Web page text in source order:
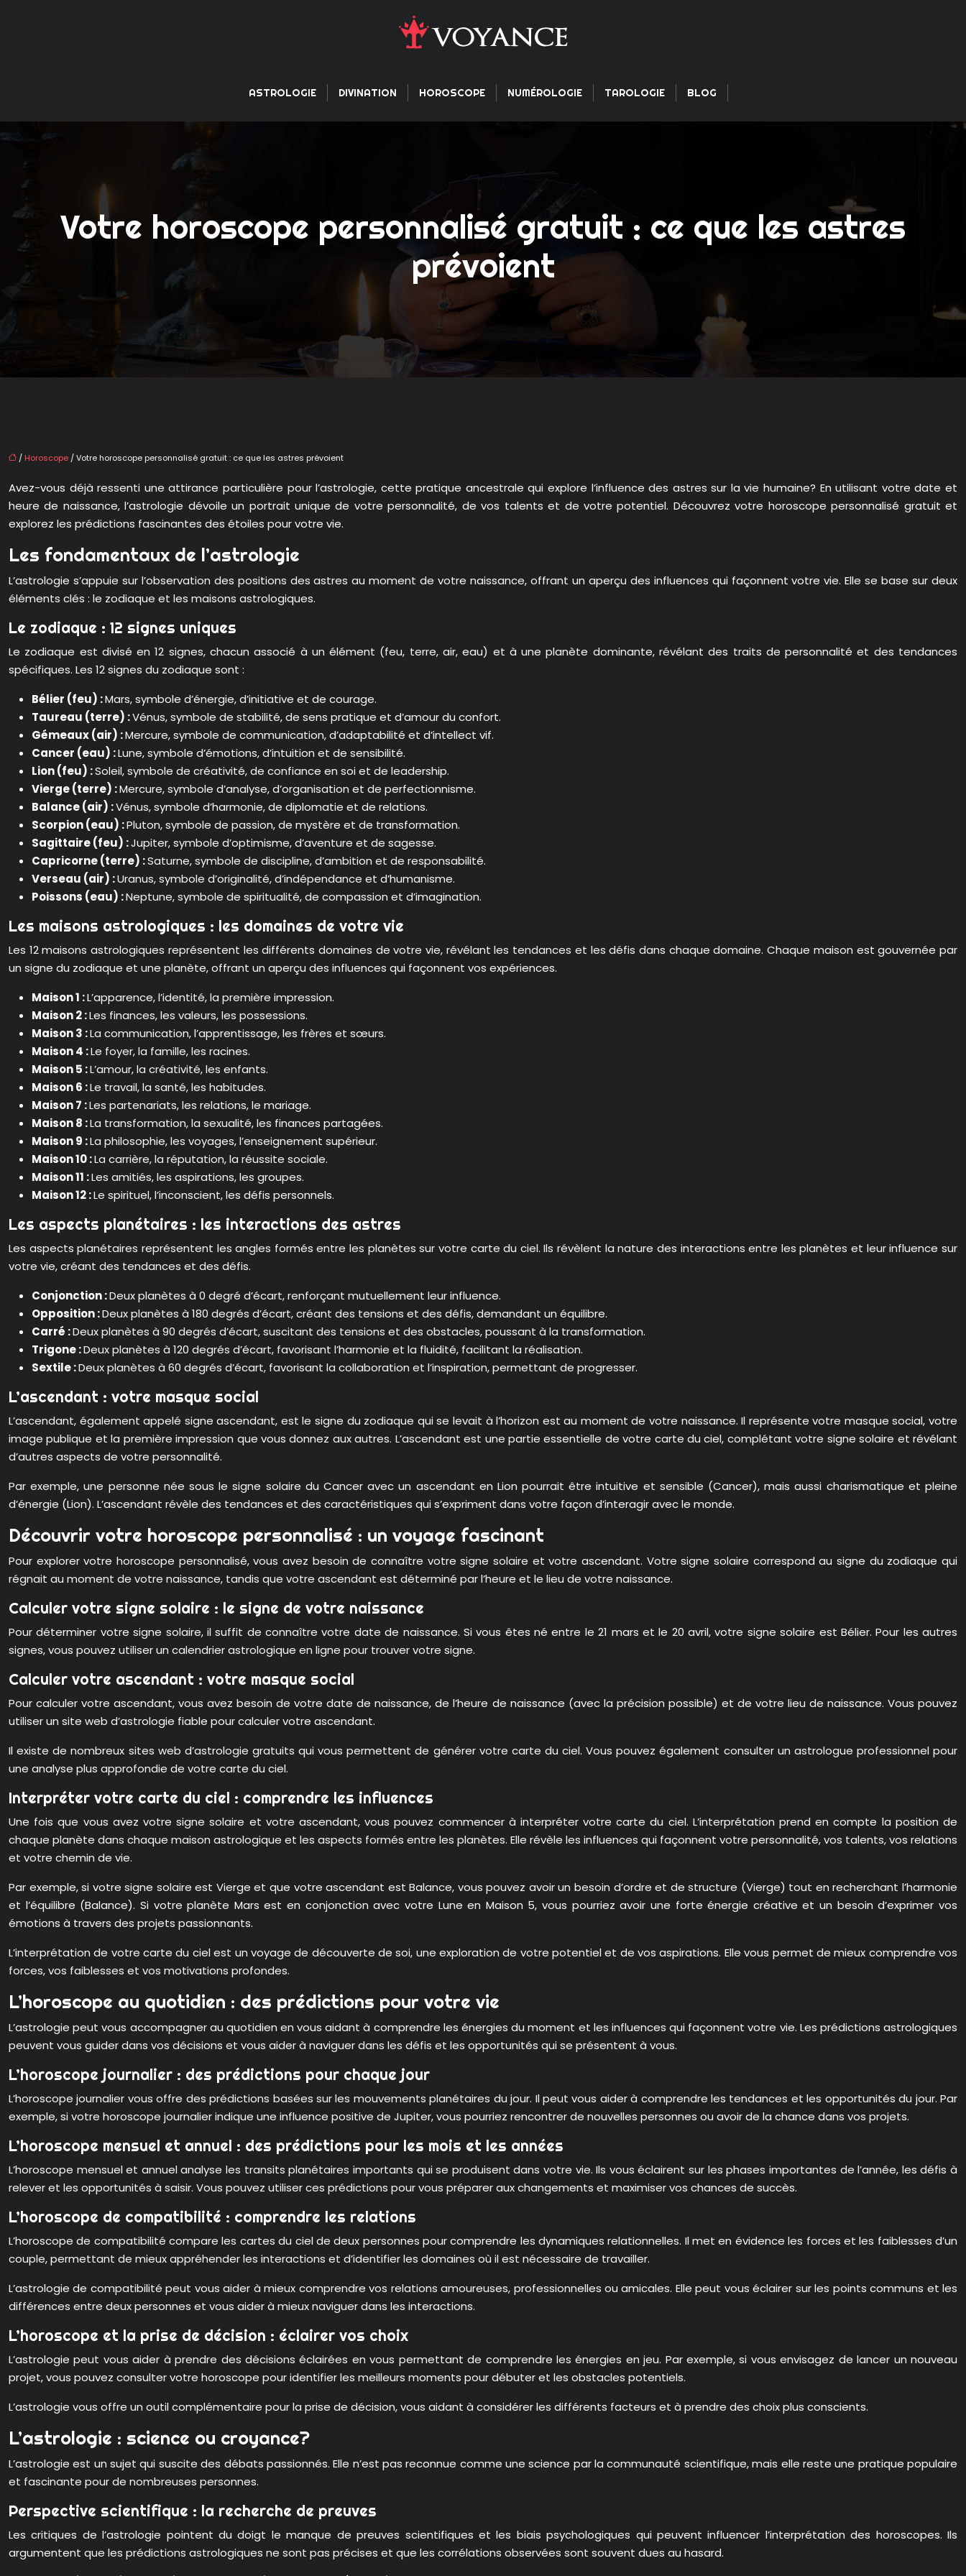
ASTROLOGIE DIVINATION HOROSCOPE NUMÉROLOGIE TAROLOGIE BLOG
Votre horoscope personnalisé gratuit : ce que les astres
prévoient
/ Horoscope / Votre horoscope personnalisé gratuit : ce que les astres prévoient
Avez-vous déjà ressenti une attirance particulière pour l’astrologie, cette pratique ancestrale qui explore l’influence des astres sur la vie humaine? En utilisant votre date et
heure de naissance, l’astrologie dévoile un portrait unique de votre personnalité, de vos talents et de votre potentiel. Découvrez votre horoscope personnalisé gratuit et
explorez les prédictions fascinantes des étoiles pour votre vie.
Les fondamentaux de l’astrologie
L’astrologie s’appuie sur l’observation des positions des astres au moment de votre naissance, offrant un aperçu des influences qui façonnent votre vie. Elle se base sur deux
éléments clés : le zodiaque et les maisons astrologiques.
Le zodiaque : 12 signes uniques
Le zodiaque est divisé en 12 signes, chacun associé à un élément (feu, terre, air, eau) et à une planète dominante, révélant des traits de personnalité et des tendances
spécifiques. Les 12 signes du zodiaque sont :
Bélier (feu) :Mars, symbole d’énergie, d’initiative et de courage.
Taureau (terre) :Vénus, symbole de stabilité, de sens pratique et d’amour du confort.
Gémeaux (air) :Mercure, symbole de communication, d’adaptabilité et d’intellect vif.
Cancer (eau) :Lune, symbole d’émotions, d’intuition et de sensibilité.
Lion (feu) :Soleil, symbole de créativité, de confiance en soi et de leadership.
Vierge (terre) :Mercure, symbole d’analyse, d’organisation et de perfectionnisme.
Balance (air) :Vénus, symbole d’harmonie, de diplomatie et de relations.
Scorpion (eau) :Pluton, symbole de passion, de mystère et de transformation.
Sagittaire (feu) :Jupiter, symbole d’optimisme, d’aventure et de sagesse.
Capricorne (terre) :Saturne, symbole de discipline, d’ambition et de responsabilité.
Verseau (air) :Uranus, symbole d’originalité, d’indépendance et d’humanisme.
Poissons (eau) :Neptune, symbole de spiritualité, de compassion et d’imagination.
Les maisons astrologiques : les domaines de votre vie
Les 12 maisons astrologiques représentent les différents domaines de votre vie, révélant les tendances et les défis dans chaque domaine. Chaque maison est gouvernée par
un signe du zodiaque et une planète, offrant un aperçu des influences qui façonnent vos expériences.
Maison 1 :L’apparence, l’identité, la première impression.
Maison 2 :Les finances, les valeurs, les possessions.
Maison 3 :La communication, l’apprentissage, les frères et sœurs.
Maison 4 :Le foyer, la famille, les racines.
Maison 5 :L’amour, la créativité, les enfants.
Maison 6 :Le travail, la santé, les habitudes.
Maison 7 :Les partenariats, les relations, le mariage.
Maison 8 :La transformation, la sexualité, les finances partagées.
Maison 9 :La philosophie, les voyages, l’enseignement supérieur.
Maison 10 :La carrière, la réputation, la réussite sociale.
Maison 11 :Les amitiés, les aspirations, les groupes.
Maison 12 :Le spirituel, l’inconscient, les défis personnels.
Les aspects planétaires : les interactions des astres
Les aspects planétaires représentent les angles formés entre les planètes sur votre carte du ciel. Ils révèlent la nature des interactions entre les planètes et leur influence sur
votre vie, créant des tendances et des défis.
Conjonction :Deux planètes à 0 degré d’écart, renforçant mutuellement leur influence.
Opposition :Deux planètes à 180 degrés d’écart, créant des tensions et des défis, demandant un équilibre.
Carré :Deux planètes à 90 degrés d’écart, suscitant des tensions et des obstacles, poussant à la transformation.
Trigone :Deux planètes à 120 degrés d’écart, favorisant l’harmonie et la fluidité, facilitant la réalisation.
Sextile :Deux planètes à 60 degrés d’écart, favorisant la collaboration et l’inspiration, permettant de progresser.
L’ascendant : votre masque social
L’ascendant, également appelé signe ascendant, est le signe du zodiaque qui se levait à l’horizon est au moment de votre naissance. Il représente votre masque social, votre
image publique et la première impression que vous donnez aux autres. L’ascendant est une partie essentielle de votre carte du ciel, complétant votre signe solaire et révélant
d’autres aspects de votre personnalité.
Par exemple, une personne née sous le signe solaire du Cancer avec un ascendant en Lion pourrait être intuitive et sensible (Cancer), mais aussi charismatique et pleine
d’énergie (Lion). L’ascendant révèle des tendances et des caractéristiques qui s’expriment dans votre façon d’interagir avec le monde.
Découvrir votre horoscope personnalisé : un voyage fascinant
Pour explorer votre horoscope personnalisé, vous avez besoin de connaître votre signe solaire et votre ascendant. Votre signe solaire correspond au signe du zodiaque qui
régnait au moment de votre naissance, tandis que votre ascendant est déterminé par l’heure et le lieu de votre naissance.
Calculer votre signe solaire : le signe de votre naissance
Pour déterminer votre signe solaire, il suffit de connaître votre date de naissance. Si vous êtes né entre le 21 mars et le 20 avril, votre signe solaire est Bélier. Pour les autres
signes, vous pouvez utiliser un calendrier astrologique en ligne pour trouver votre signe.
Calculer votre ascendant : votre masque social
Pour calculer votre ascendant, vous avez besoin de votre date de naissance, de l’heure de naissance (avec la précision possible) et de votre lieu de naissance. Vous pouvez
utiliser un site web d’astrologie fiable pour calculer votre ascendant.
Il existe de nombreux sites web d’astrologie gratuits qui vous permettent de générer votre carte du ciel. Vous pouvez également consulter un astrologue professionnel pour
une analyse plus approfondie de votre carte du ciel.
Interpréter votre carte du ciel : comprendre les influences
Une fois que vous avez votre signe solaire et votre ascendant, vous pouvez commencer à interpréter votre carte du ciel. L’interprétation prend en compte la position de
chaque planète dans chaque maison astrologique et les aspects formés entre les planètes. Elle révèle les influences qui façonnent votre personnalité, vos talents, vos relations
et votre chemin de vie.
Par exemple, si votre signe solaire est Vierge et que votre ascendant est Balance, vous pouvez avoir un besoin d’ordre et de structure (Vierge) tout en recherchant l’harmonie
et l’équilibre (Balance). Si votre planète Mars est en conjonction avec votre Lune en Maison 5, vous pourriez avoir une forte énergie créative et un besoin d’exprimer vos
émotions à travers des projets passionnants.
L’interprétation de votre carte du ciel est un voyage de découverte de soi, une exploration de votre potentiel et de vos aspirations. Elle vous permet de mieux comprendre vos
forces, vos faiblesses et vos motivations profondes.
L’horoscope au quotidien : des prédictions pour votre vie
L’astrologie peut vous accompagner au quotidien en vous aidant à comprendre les énergies du moment et les influences qui façonnent votre vie. Les prédictions astrologiques
peuvent vous guider dans vos décisions et vous aider à naviguer dans les défis et les opportunités qui se présentent à vous.
L’horoscope journalier : des prédictions pour chaque jour
L’horoscope journalier vous offre des prédictions basées sur les mouvements planétaires du jour. Il peut vous aider à comprendre les tendances et les opportunités du jour. Par
exemple, si votre horoscope journalier indique une influence positive de Jupiter, vous pourriez rencontrer de nouvelles personnes ou avoir de la chance dans vos projets.
L’horoscope mensuel et annuel : des prédictions pour les mois et les années
L’horoscope mensuel et annuel analyse les transits planétaires importants qui se produisent dans votre vie. Ils vous éclairent sur les phases importantes de l’année, les défis à
relever et les opportunités à saisir. Vous pouvez utiliser ces prédictions pour vous préparer aux changements et maximiser vos chances de succès.
L’horoscope de compatibilité : comprendre les relations
L’horoscope de compatibilité compare les cartes du ciel de deux personnes pour comprendre les dynamiques relationnelles. Il met en évidence les forces et les faiblesses d’un
couple, permettant de mieux appréhender les interactions et d’identifier les domaines où il est nécessaire de travailler.
L’astrologie de compatibilité peut vous aider à mieux comprendre vos relations amoureuses, professionnelles ou amicales. Elle peut vous éclairer sur les points communs et les
différences entre deux personnes et vous aider à mieux naviguer dans les interactions.
L’horoscope et la prise de décision : éclairer vos choix
L’astrologie peut vous aider à prendre des décisions éclairées en vous permettant de comprendre les énergies en jeu. Par exemple, si vous envisagez de lancer un nouveau
projet, vous pouvez consulter votre horoscope pour identifier les meilleurs moments pour débuter et les obstacles potentiels.
L’astrologie vous offre un outil complémentaire pour la prise de décision, vous aidant à considérer les différents facteurs et à prendre des choix plus conscients.
L’astrologie : science ou croyance?
L’astrologie est un sujet qui suscite des débats passionnés. Elle n’est pas reconnue comme une science par la communauté scientifique, mais elle reste une pratique populaire
et fascinante pour de nombreuses personnes.
Perspective scientifique : la recherche de preuves
Les critiques de l’astrologie pointent du doigt le manque de preuves scientifiques et les biais psychologiques qui peuvent influencer l’interprétation des horoscopes. Ils
argumentent que les prédictions astrologiques ne sont pas précises et que les corrélations observées sont souvent dues au hasard.